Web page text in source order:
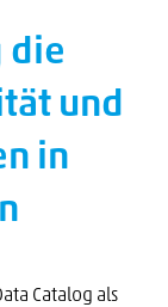
die
und
in
Catalog als